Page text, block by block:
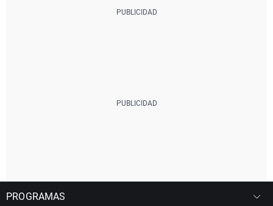
PROGRAMAS